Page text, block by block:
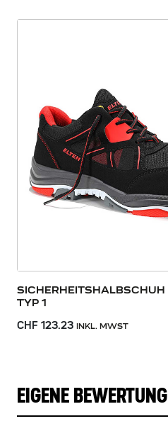
TYP 1
CHF 123.23 INKL. MWST
EIGENE